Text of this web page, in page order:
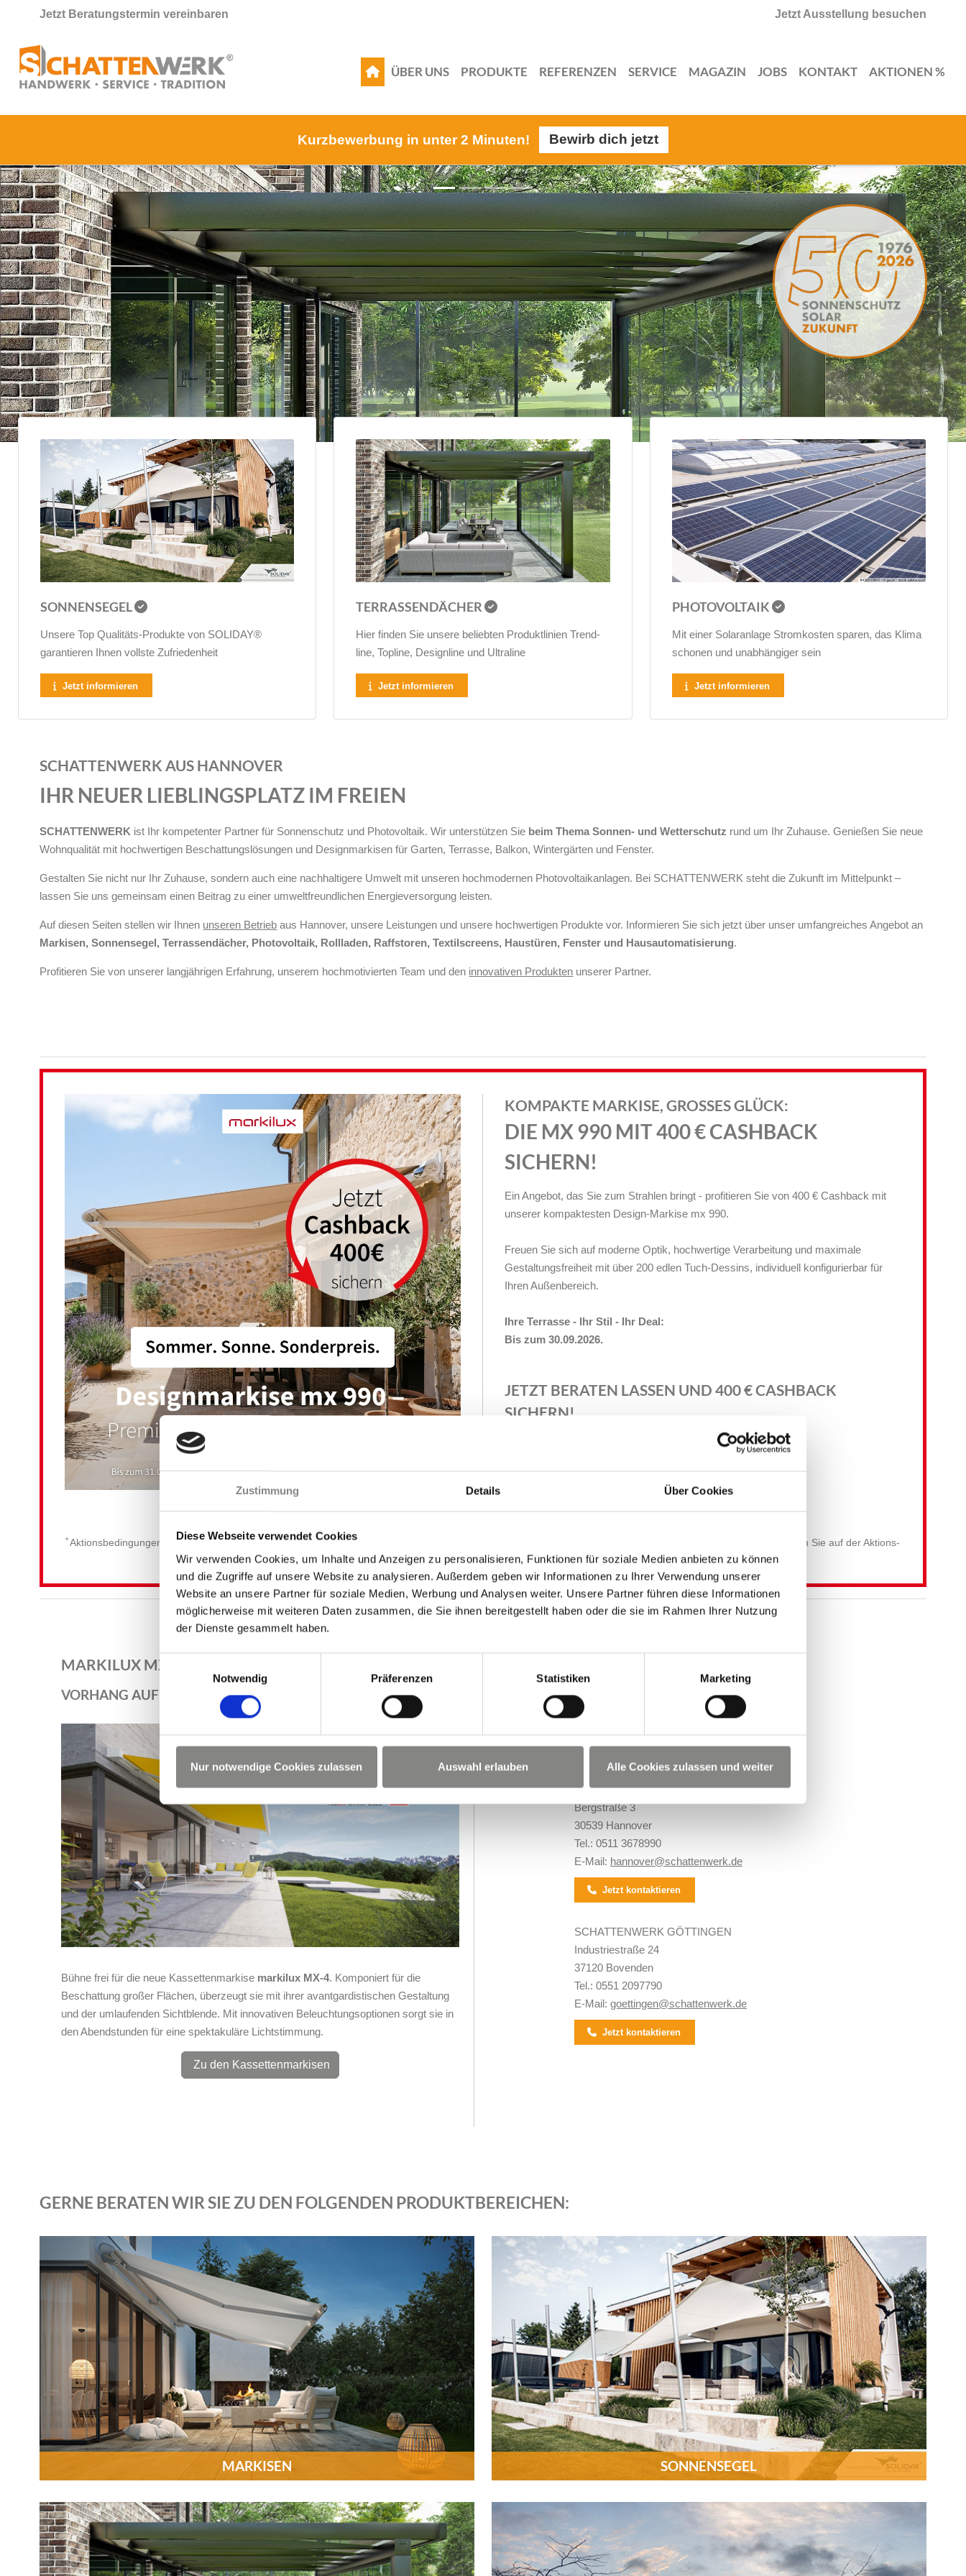
Zustimmung Details Über Cookies
Diese Webseite verwendet Cookies
Wir verwenden Cookies, um Inhalte und Anzeigen zu personalisieren, Funktionen für soziale Medien anbieten zu können
und die Zugriffe auf unsere Website zu analysieren. Außerdem geben wir Informationen zu Ihrer Verwendung unserer
Website an unsere Partner für soziale Medien, Werbung und Analysen weiter. Unsere Partner führen diese Informationen
möglicherweise mit weiteren Daten zusammen, die Sie ihnen bereitgestellt haben oder die sie im Rahmen Ihrer Nutzung
der Dienste gesammelt haben.
Einwilligungsauswahl
Notwendig
Präferenzen Statistiken Marketing
Nur notwendige Cookies zulassen Auswahl erlauben Alle Cookies zulassen und weiter
Jetzt Beratungstermin vereinbaren Jetzt Ausstellung besuchen
ÜBER UNS PRODUKTE REFERENZEN SERVICE MAGAZIN JOBS KONTAKT AKTIONEN %
Kurz­bewerbung in unter 2 Minuten! Bewirb dich jetzt
SONNENSEGEL
Unsere Top Qualitäts-Pro­dukte von SOLIDAY®
garan­tieren Ihnen vollste Zufrieden­heit
Jetzt informieren
TERRASSENDÄCHER
Hier finden Sie unsere beliebten Pro­dukt­linien Trend­
line, Top­line, Design­line und Ultra­line
Jetzt informieren
PHOTOVOLTAIK
Mit einer Solaranlage Strom­kosten sparen, das Klima
schonen und unabhängiger sein
Jetzt informieren
SCHATTENWERK AUS HANNOVER
IHR NEUER LIEBLINGSPLATZ IM FREIEN
SCHATTENWERK ist Ihr kompetenter Partner für Sonnenschutz und Photovoltaik. Wir unterstützen Sie beim Thema Sonnen- und Wetterschutz rund um Ihr Zuhause. Genießen Sie neue
Wohnqualität mit hochwertigen Beschattungslösungen und Designmarkisen für Garten, Terrasse, Balkon, Wintergärten und Fenster.
Gestalten Sie nicht nur Ihr Zuhause, sondern auch eine nachhaltigere Umwelt mit unseren hochmodernen Photovoltaikanlagen. Bei SCHATTENWERK steht die Zukunft im Mittelpunkt –
lassen Sie uns gemeinsam einen Beitrag zu einer umweltfreundlichen Energieversorgung leisten.
Auf diesen Seiten stellen wir Ihnen unseren Betrieb aus Hannover, unsere Leistungen und unsere hochwertigen Produkte vor. Informieren Sie sich jetzt über unser umfangreiches Angebot an
Markisen, Sonnensegel, Terrassendächer, Photovoltaik, Rollladen, Raffstoren, Textilscreens, Haustüren, Fenster und Hausautomatisierung.
Profitieren Sie von unserer langjährigen Erfahrung, unserem hochmotivierten Team und den innovativen Produkten unserer Partner.
KOMPAKTE MARKISE, GROSSES GLÜCK:
DIE MX 990 MIT 400 € CASHBACK
SICHERN!
Ein Angebot, das Sie zum Strahlen bringt - profitieren Sie von 400 € Cashback mit
unserer kompaktesten Design-Markise mx 990.
Freuen Sie sich auf moderne Optik, hochwertige Verarbeitung und maximale
Gestaltungsfreiheit mit über 200 edlen Tuch-Dessins, individuell konfigurierbar für
Ihren Außenbereich.
Ihre Terrasse - Ihr Stil - Ihr Deal:
Bis zum 30.09.2026.
JETZT BERATEN LASSEN UND 400 € CASHBACK
SICHERN!
0511 3678990
* Aktionsbedingungen: Aktionsrabatte gelten nur im jeweiligen Aktionszeitraum und nur so lange der Vorrat reicht. Alle Teilnahmebedingungen zum Nachlesen finden Sie auf der Aktions-
Landingpage unterwww.markilux.com/de-de/cashback.
MARKILUX MX-4
VORHANG AUF FÜR EINE GROSSE KOMPOSITION
Bühne frei für die neue Kassettenmarkise markilux MX-4. Komponiert für die
Beschattung großer Flächen, überzeugt sie mit ihrer avantgardistischen Gestaltung
und der umlaufenden Sichtblende. Mit innovativen Beleuchtungsoptionen sorgt sie in
den Abendstunden für eine spektakuläre Lichtstimmung.
Zu den Kassettenmarkisen
KONTAKTIEREN SIE UNS:
SCHATTENWERK HANNOVER
Bergstraße 3
30539 Hannover
Tel.: 0511 3678990
E-Mail: hannover@schattenwerk.de
Jetzt kontaktieren
SCHATTENWERK GÖTTINGEN
Industriestraße 24
37120 Bovenden
Tel.: 0551 2097790
E-Mail: goettingen@schattenwerk.de
Jetzt kontaktieren
GERNE BERATEN WIR SIE ZU DEN FOLGENDEN PRODUKTBEREICHEN:
MARKISEN SONNENSEGEL